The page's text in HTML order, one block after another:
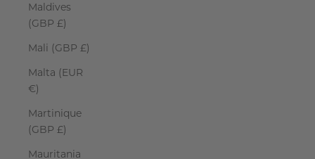
Maldives
(GBP £)
Mali (GBP £)
Malta (EUR
€)
Martinique
(GBP £)
Mauritania